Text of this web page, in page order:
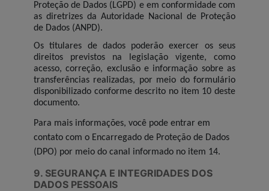
Proteção de Dados (LGPD) e em conformidade com
as diretrizes da Autoridade Nacional de Proteção
de Dados (ANPD).
Os titulares de dados poderão exercer os seus
direitos previstos na legislação vigente, como
acesso, correção, exclusão e informação sobre as
transferências realizadas, por meio do formulário
disponibilizado conforme descrito no item 10 deste
documento.
Para mais informações, você pode entrar em
contato com o Encarregado de Proteção de Dados
(DPO) por meio do canal informado no item 14.
9. SEGURANÇA E INTEGRIDADES DOS
DADOS PESSOAIS